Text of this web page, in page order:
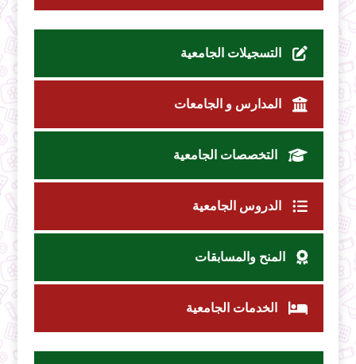
التسجيلات الجامعية
المدارس و الجامعات
التخصصات الجامعية
الدروس الجامعية
المنح والمسابقات
الخدمات الجامعية